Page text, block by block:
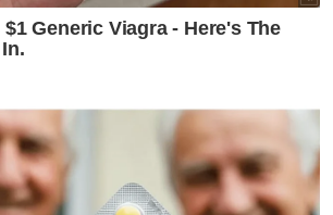
nombor dua dunia dari
Bang-Wei Ya Xin yang
senegara dalam satu lagi
21-18.
Thinaah mara ke saingan
pasangan